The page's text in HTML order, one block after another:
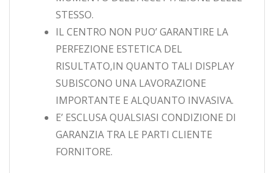
STESSO.
IL CENTRO NON PUO’ GARANTIRE LA
PERFEZIONE ESTETICA DEL
RISULTATO,IN QUANTO TALI DISPLAY
SUBISCONO UNA LAVORAZIONE
IMPORTANTE E ALQUANTO INVASIVA.
E’ ESCLUSA QUALSIASI CONDIZIONE DI
GARANZIA TRA LE PARTI CLIENTE
FORNITORE.